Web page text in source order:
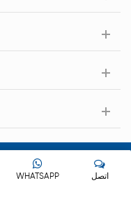
كل الحقوق محفوظة.
اتصل WHATSAPP